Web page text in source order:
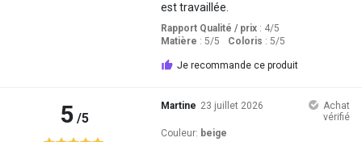
est travaillée.
Rapport Qualité / prix: 4/5
Matière : 5/5 Coloris : 5/5
Je recommande ce produit
5/5
Martine 23 juillet 2026
Achat
vérifié
Couleur: beige